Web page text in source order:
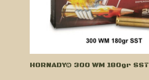
HORNADY® 300 WM 180gr SST